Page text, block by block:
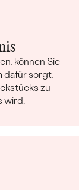
können Sie
dafür sorgt,
zu
wird.